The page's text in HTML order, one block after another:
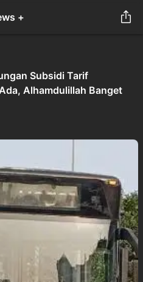
+
Subsidi Tarif
Alhamdulillah Banget